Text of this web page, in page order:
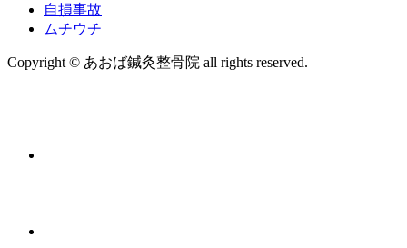
自損事故
ムチウチ
Copyright © あおば鍼灸整骨院 all rights reserved.